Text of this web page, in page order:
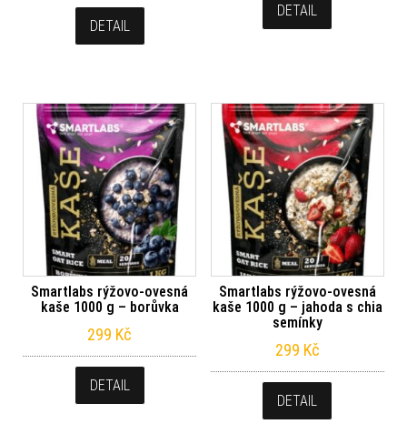
DETAIL
DETAIL
Smartlabs rýžovo-ovesná
kaše 1000 g – borůvka
299 Kč
DETAIL
Smartlabs rýžovo-ovesná
kaše 1000 g – jahoda s chia
semínky
299 Kč
DETAIL